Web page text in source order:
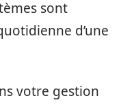
sont
d’une
votre gestion